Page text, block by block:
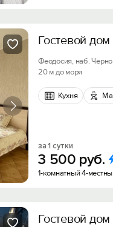
Гостевой
Феодосия, наб.
20 м до моря
Кухня
за 1 сутки
3 500 руб.
1-комнатный 4-
Гостевой